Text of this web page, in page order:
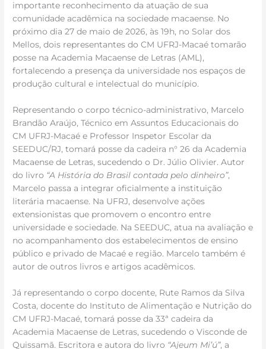
importante reconhecimento da atuação de sua
comunidade acadêmica na sociedade macaense. No
próximo dia 27 de maio de 2026, às 19h, no Solar dos
Mellos, dois representantes do CM UFRJ-Macaé tomarão
posse na Academia Macaense de Letras (AML),
fortalecendo a presença da universidade nos espaços de
produção cultural e intelectual do município.
Representando o corpo técnico-administrativo, Marcelo
Brandão Araújo, Técnico em Assuntos Educacionais do
CM UFRJ-Macaé e Professor Inspetor Escolar da
SEEDUC/RJ, tomará posse da cadeira n° 26 da Academia
Macaense de Letras, sucedendo o Dr. Júlio Olivier. Autor
do livro “A História do Brasil contada pelo dinheiro”,
Marcelo passa a integrar oficialmente a instituição
literária macaense. Na UFRJ, desenvolve ações
extensionistas que promovem o encontro entre
universidade e sociedade. Na SEEDUC, atua na avaliação e
no acompanhamento dos estabelecimentos de ensino
público e privado de Macaé e região. Marcelo também é
autor de outros livros e artigos acadêmicos.
Já representando o corpo docente, Rute Ramos da Silva
Costa, docente do Instituto de Alimentação e Nutrição do
CM UFRJ-Macaé, tomará posse da 33ª cadeira da
Academia Macaense de Letras, sucedendo o Visconde de
Quissamã. Escritora e autora do livro “Ajeum Mi’ú”, a